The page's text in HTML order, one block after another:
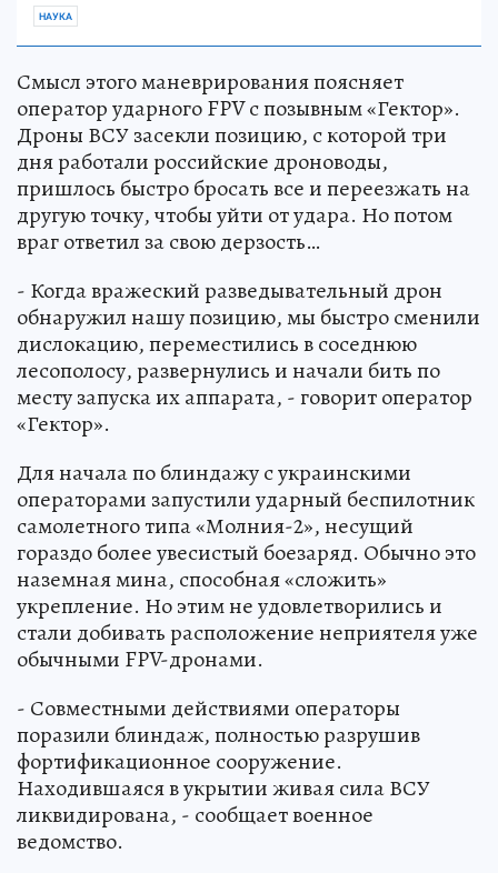
НАУКА
Смысл этого маневрирования поясняет
оператор ударного FPV с позывным «Гектор».
Дроны ВСУ засекли позицию, с которой три
дня работали российские дроноводы,
пришлось быстро бросать все и переезжать на
другую точку, чтобы уйти от удара. Но потом
враг ответил за свою дерзость…
- Когда вражеский разведывательный дрон
обнаружил нашу позицию, мы быстро сменили
дислокацию, переместились в соседнюю
лесополосу, развернулись и начали бить по
месту запуска их аппарата, - говорит оператор
«Гектор».
Для начала по блиндажу с украинскими
операторами запустили ударный беспилотник
самолетного типа «Молния-2», несущий
гораздо более увесистый боезаряд. Обычно это
наземная мина, способная «сложить»
укрепление. Но этим не удовлетворились и
стали добивать расположение неприятеля уже
обычными FPV-дронами.
- Совместными действиями операторы
поразили блиндаж, полностью разрушив
фортификационное сооружение.
Находившаяся в укрытии живая сила ВСУ
ликвидирована, - сообщает военное
ведомство.